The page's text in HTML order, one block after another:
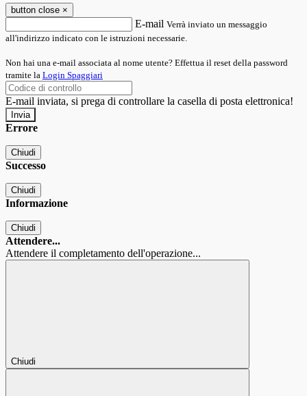
button close ×
E-mail Verrà inviato un messaggio
all'indirizzo indicato con le istruzioni necessarie.
Non hai una e-mail associata al nome utente? Effettua il reset della password
tramite la Login Spaggiari
E-mail inviata, si prega di controllare la casella di posta elettronica!
Errore
Chiudi
Successo
Chiudi
Informazione
Chiudi
Attendere...
Attendere il completamento dell'operazione...
Chiudi